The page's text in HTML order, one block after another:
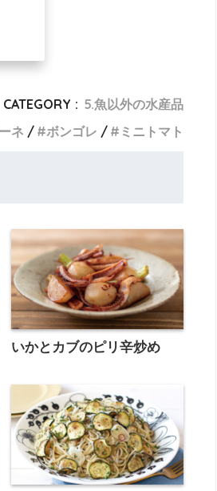
CATEGORY : 5.魚以外の水産品
ネ ボンゴレ ミニトマト
いかとカブのピリ辛炒め